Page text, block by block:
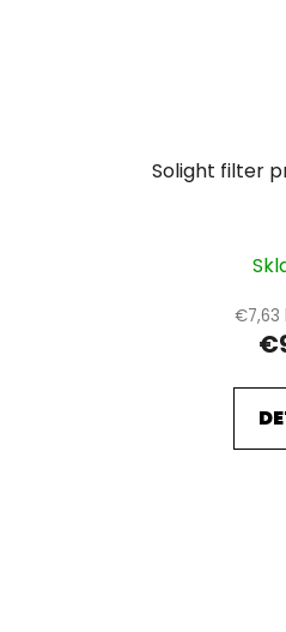
Solight filter
€7,63